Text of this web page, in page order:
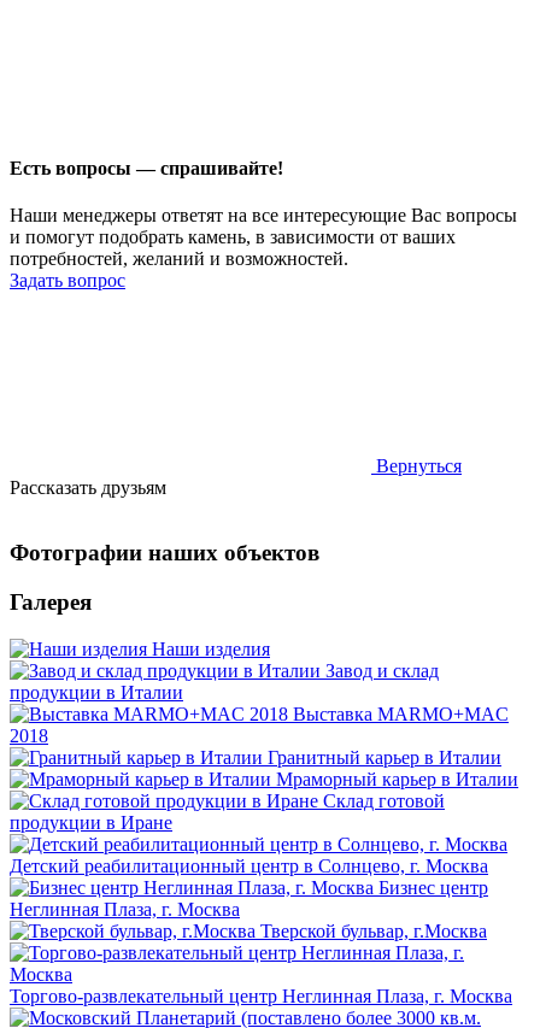
Есть вопросы — спрашивайте!
Наши менеджеры ответят на все интересующие Вас вопросы
и помогут подобрать камень, в зависимости от ваших
потребностей, желаний и возможностей.
Задать вопрос
Вернуться
Рассказать друзьям
Фотографии наших объектов
Галерея
Наши изделия
Завод и склад
продукции в Италии
Выставка MARMO+MAC
2018
Гранитный карьер в Италии
Мраморный карьер в Италии
Склад готовой
продукции в Иране
Детский реабилитационный центр в Солнцево, г. Москва
Бизнес центр
Неглинная Плаза, г. Москва
Тверской бульвар, г.Москва
Торгово-развлекательный центр Неглинная Плаза, г. Москва